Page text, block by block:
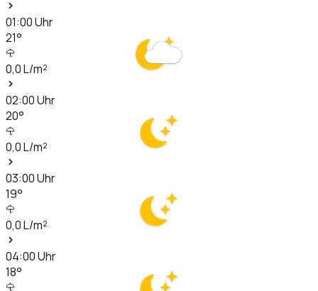
01:00Uhr
21°
0,0L/m²
02:00Uhr
20°
0,0L/m²
03:00Uhr
19°
0,0L/m²
04:00Uhr
18°